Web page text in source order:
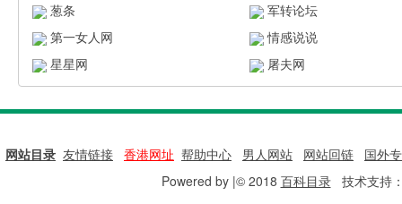
葱条
军转论坛
第一女人网
情感说说
星星网
屠夫网
网站目录 友情链接 香港网址 帮助中心 男人网站 网站回链
国外
Powered by |© 2018 百科目录技术支持